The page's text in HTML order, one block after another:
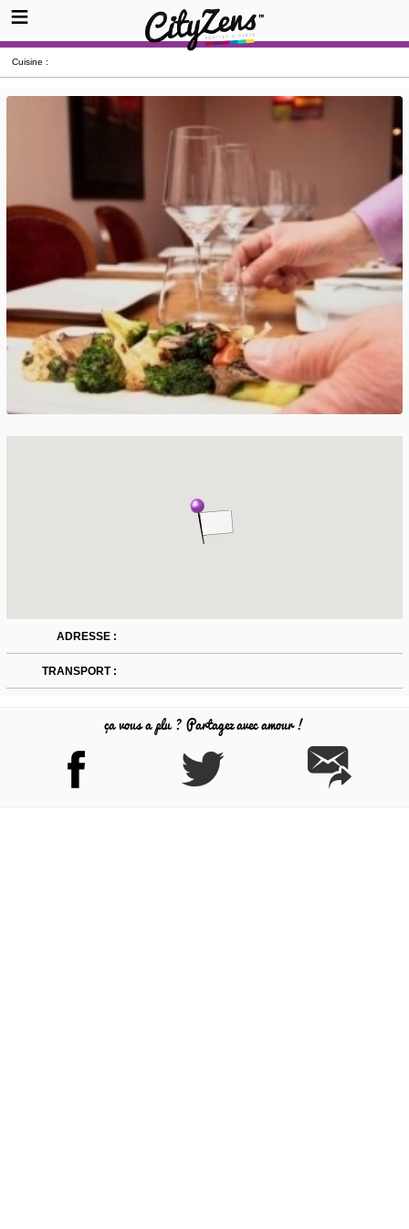
Cuisine :
ADRESSE :
TRANSPORT :
ça vous a plu ? Partagez avec amour !